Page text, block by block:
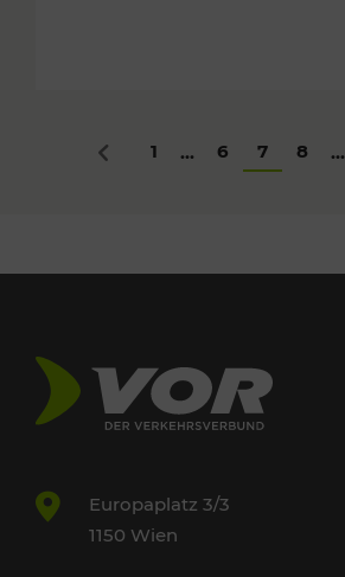
Zurück
1 ... 6 7 8 ...
Europaplatz 3/3
1150 Wien